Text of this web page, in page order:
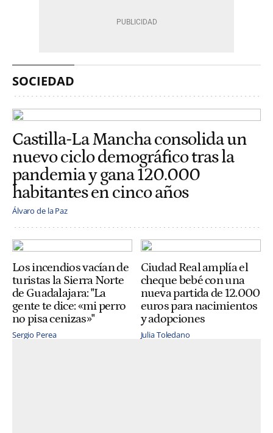
SOCIEDAD
Castilla-La Mancha consolida un
nuevo ciclo demográfico tras la
pandemia y gana 120.000
habitantes en cinco años
Álvaro de la Paz
Los incendios vacían de
turistas la Sierra Norte
de Guadalajara: "La
gente te dice: «mi perro
no pisa cenizas»"
Sergio Perea
Ciudad Real amplía el
cheque bebé con una
nueva partida de 12.000
euros para nacimientos
y adopciones
Julia Toledano